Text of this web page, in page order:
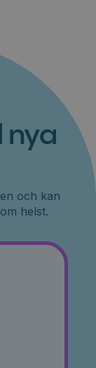
nya
och kan
helst.